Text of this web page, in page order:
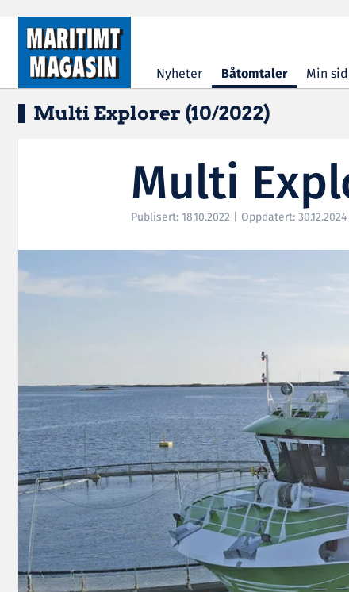
Hopp til hovedinnhold
Nyheter Båtomtaler Min
Multi Explorer (10/2022)
Multi
Publisert: 18.10.2022 | Oppdatert: 30.12.2024